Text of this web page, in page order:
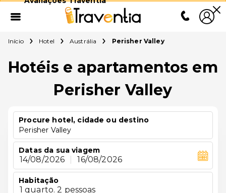
Início Hotel Austrália Perisher Valley
Hotéis e apartamentos em
Perisher Valley
Procure hotel, cidade ou destino
Perisher Valley
Datas da sua viagem
14/08/2026 16/08/2026
Habitação
1 quarto. 2 pessoas